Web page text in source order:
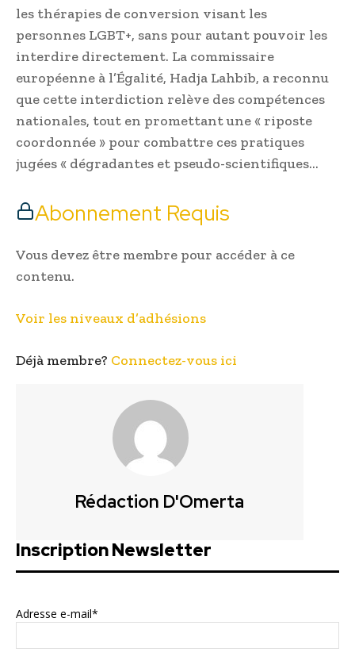
les thérapies de conversion visant les
personnes LGBT+, sans pour autant pouvoir les
interdire directement. La commissaire
européenne à l’Égalité, Hadja Lahbib, a reconnu
que cette interdiction relève des compétences
nationales, tout en promettant une « riposte
coordonnée » pour combattre ces pratiques
jugées « dégradantes et pseudo-scientifiques…
Abonnement Requis
Vous devez être membre pour accéder à ce
contenu.
Voir les niveaux d’adhésions
Déjà membre? Connectez-vous ici
Rédaction D'Omerta
Inscription Newsletter
Adresse e-mail*